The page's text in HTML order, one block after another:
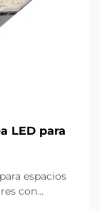
LED para
espacios
con